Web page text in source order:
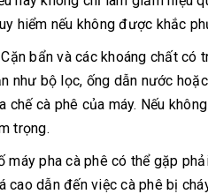
hiểm nếu không được khắc
bẩn và các khoáng chất có
như bộ lọc, ống dẫn nước
chế cà phê của máy. Nếu
trọng.
máy pha cà phê có thể gặp
cao dẫn đến việc cà phê bị